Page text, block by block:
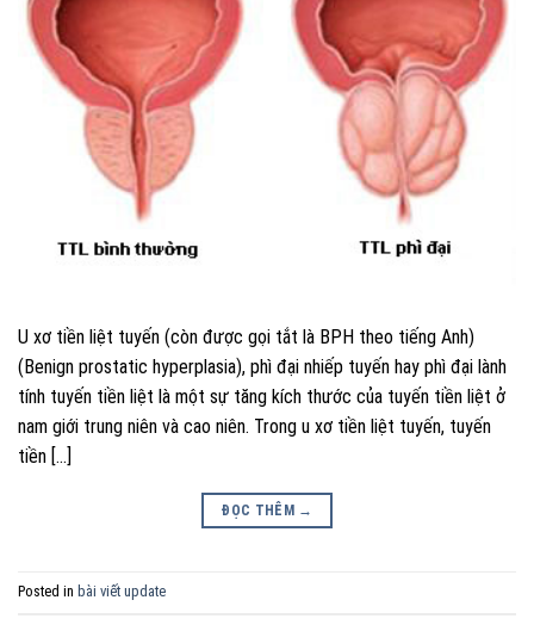
U xơ tiền liệt tuyến (còn được gọi tắt là BPH theo tiếng Anh)
(Benign prostatic hyperplasia), phì đại nhiếp tuyến hay phì đại lành
tính tuyến tiền liệt là một sự tăng kích thước của tuyến tiền liệt ở
nam giới trung niên và cao niên. Trong u xơ tiền liệt tuyến, tuyến
tiền […]
ĐỌC THÊM →
Posted in bài viết update